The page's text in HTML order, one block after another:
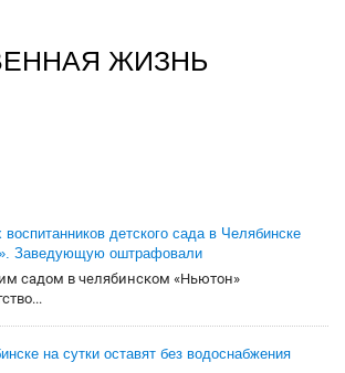
ЖИЗНЬ
воспитанников детского сада в Челябинске
Заведующую оштрафовали
садом в челябинском «Ньютон»
на сутки оставят без водоснабжения